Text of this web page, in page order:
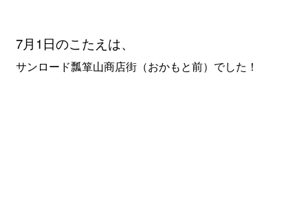
7月1 日のこたえは、
サンロード瓢箪山商店街（おかもと前）でした！